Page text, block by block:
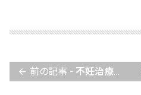
arrow_back 前の記事 - 不妊治療というトンネル！出口をどうやって探せばいいの？